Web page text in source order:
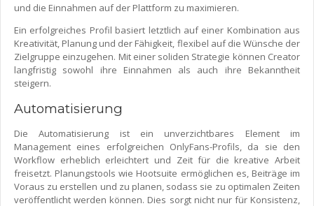
und die Einnahmen auf der Plattform zu maximieren.
Ein erfolgreiches Profil basiert letztlich auf einer Kombination aus
Kreativität, Planung und der Fähigkeit, flexibel auf die Wünsche der
Zielgruppe einzugehen. Mit einer soliden Strategie können Creator
langfristig sowohl ihre Einnahmen als auch ihre Bekanntheit
steigern.
Automatisierung
Die Automatisierung ist ein unverzichtbares Element im
Management eines erfolgreichen OnlyFans-Profils, da sie den
Workflow erheblich erleichtert und Zeit für die kreative Arbeit
freisetzt. Planungstools wie Hootsuite ermöglichen es, Beiträge im
Voraus zu erstellen und zu planen, sodass sie zu optimalen Zeiten
veröffentlicht werden können. Dies sorgt nicht nur für Konsistenz,